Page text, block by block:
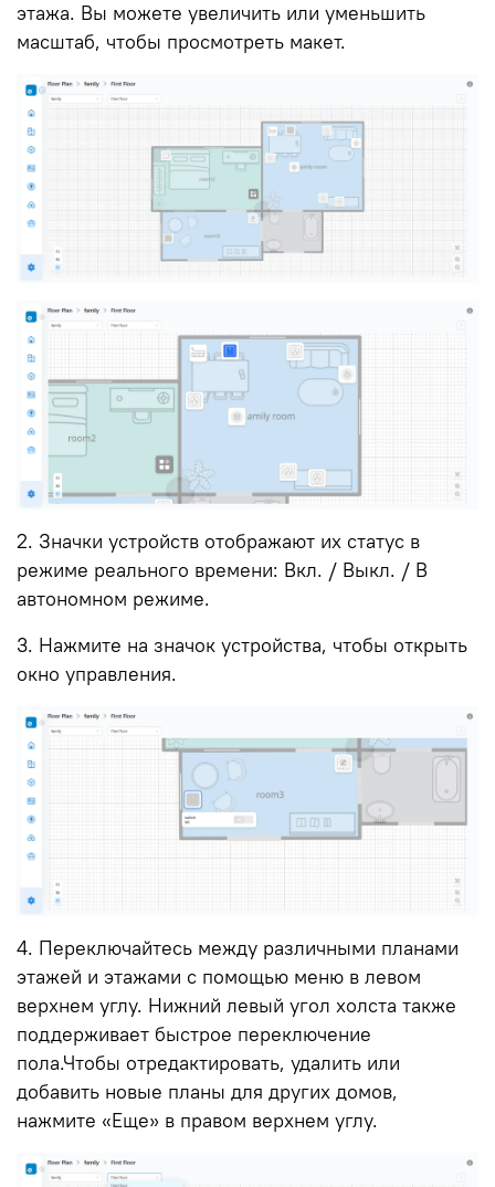
этажа. Вы можете увеличить или уменьшить
масштаб, чтобы просмотреть макет.
2. Значки устройств отображают их статус в
режиме реального времени: Вкл. / Выкл. / В
автономном режиме.
3. Нажмите на значок устройства, чтобы открыть
окно управления.
4. Переключайтесь между различными планами
этажей и этажами с помощью меню в левом
верхнем углу. Нижний левый угол холста также
поддерживает быстрое переключение
пола.Чтобы отредактировать, удалить или
добавить новые планы для других домов,
нажмите «Еще» в правом верхнем углу.